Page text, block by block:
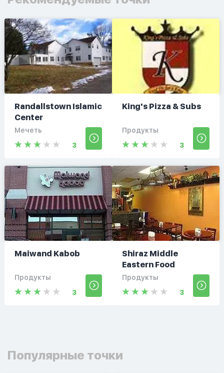
Randallstown Islamic
Center
Мечеть
3
King's Pizza & Subs
Продукты
3
Maiwand Kabob
Продукты
3
Shiraz Middle
Eastern Food
Продукты
3
Популярные точки